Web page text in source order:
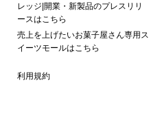
レッジ|開業・新製品のプレスリリ
ースはこちら
売上を上げたいお菓子屋さん専用ス
イーツモールはこちら
利用規約